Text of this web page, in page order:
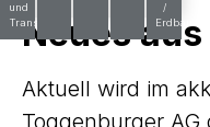
und
Transporte
/
Erdbau
Neues
Aktuell wird im
Toggenburger